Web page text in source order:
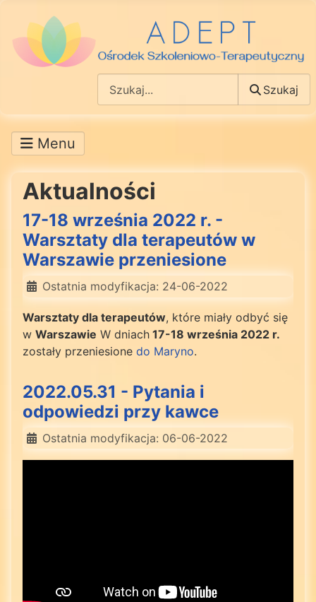
Szukaj
Aktualności
17-18 września 2022 r. -
Warsztaty dla terapeutów w
Warszawie przeniesione
Ostatnia modyfikacja: 24-06-2022
Warsztaty dla terapeutów, które miały odbyć się
w Warszawie W dniach 17-18 września 2022 r.
zostały przeniesione do Maryno.
2022.05.31 - Pytania i
odpowiedzi przy kawce
Ostatnia modyfikacja: 06-06-2022